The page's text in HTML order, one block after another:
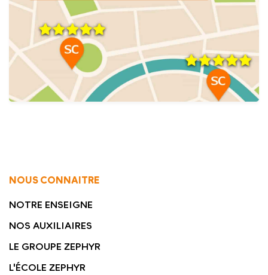
NOUS CONNAITRE
NOTRE ENSEIGNE
NOS AUXILIAIRES
LE GROUPE ZEPHYR
L'ÉCOLE ZEPHYR